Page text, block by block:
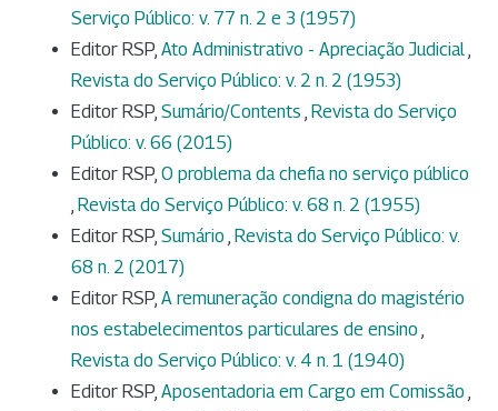
Serviço Público: v. 77 n. 2 e 3 (1957)
Editor RSP, Ato Administrativo - Apreciação Judicial,
Revista do Serviço Público: v. 2 n. 2 (1953)
Editor RSP, Sumário/Contents , Revista do Serviço
Público: v. 66 (2015)
Editor RSP, O problema da chefia no serviço público
, Revista do Serviço Público: v. 68 n. 2 (1955)
Editor RSP, Sumário , Revista do Serviço Público: v.
68 n. 2 (2017)
Editor RSP, A remuneração condigna do magistério
nos estabelecimentos particulares de ensino ,
Revista do Serviço Público: v. 4 n. 1 (1940)
Editor RSP, Aposentadoria em Cargo em Comissão ,